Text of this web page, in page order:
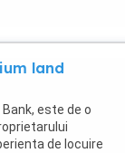
land
este de o
de locuire